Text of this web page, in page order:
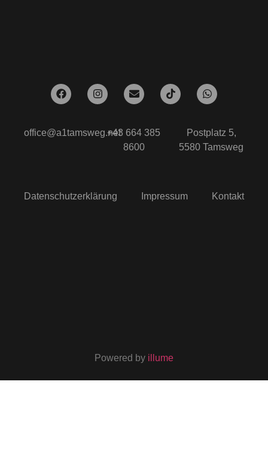
office@a1tamsweg.net+43 664 385
8600
Postplatz 5,
5580 Tamsweg
Datenschutzerklärung Impressum Kontakt
Powered by illume